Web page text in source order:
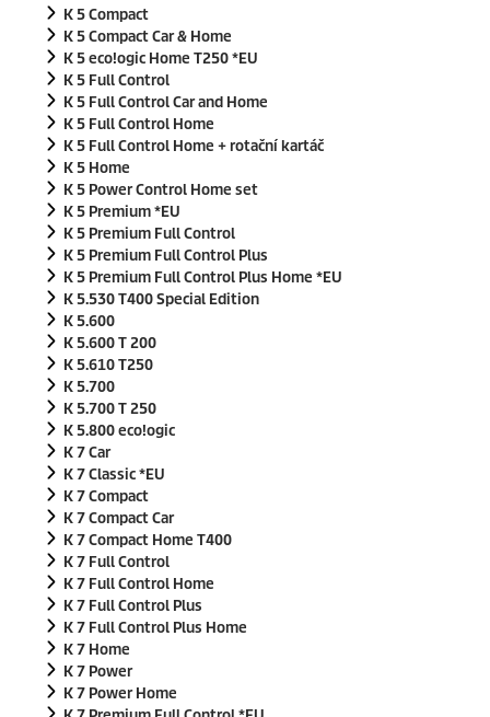
K 5 Compact
K 5 Compact Car & Home
K 5eco!ogic Home T250 *EU
K 5 Full Control
K 5 Full Control Car and Home
K 5 Full Control Home
K 5 Full Control Home + rotační kartáč
K 5 Home
K 5 Power Control Home set
K 5 Premium *EU
K 5 Premium Full Control
K 5 Premium Full Control Plus
K 5 Premium Full Control Plus Home *EU
K 5.530 T400 Special Edition
K 5.600
K 5.600 T 200
K 5.610 T250
K 5.700
K 5.700 T 250
K 5.800eco!ogic
K 7 Car
K 7 Classic *EU
K 7 Compact
K 7 Compact Car
K 7 Compact Home T400
K 7 Full Control
K 7 Full Control Home
K 7 Full Control Plus
K 7 Full Control Plus Home
K 7 Home
K 7 Power
K 7 Power Home